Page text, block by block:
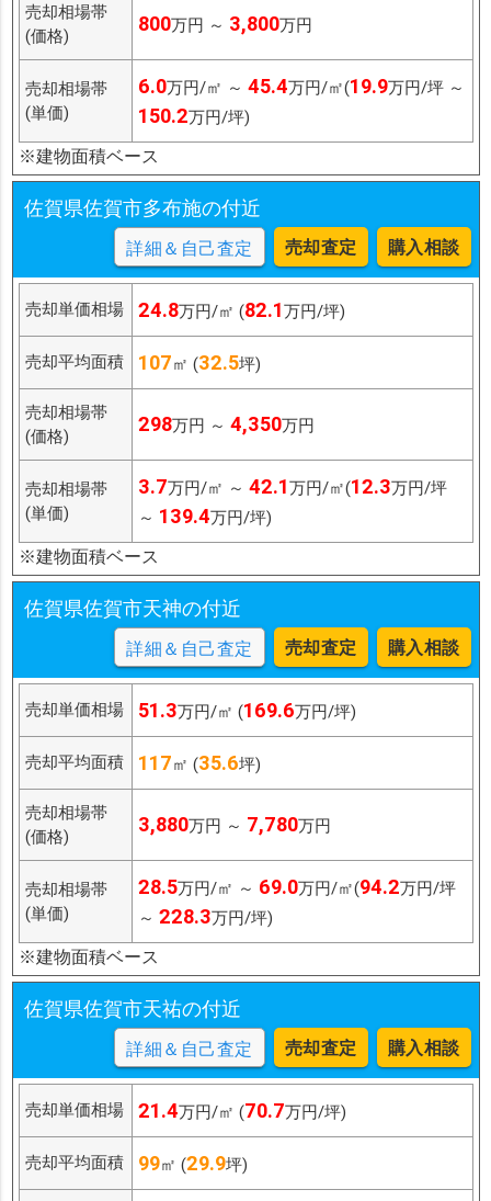
売却相場帯
(価格)
800万円 ～ 3,800万円
売却相場帯
(単価)
6.0万円/㎡ ～ 45.4万円/㎡(19.9万円/坪 ～
150.2万円/坪)
※建物面積ベース
佐賀県佐賀市多布施の付近
詳細＆自己査定 売却査定 購入相談
売却単価相場 24.8万円/㎡ (82.1万円/坪)
売却平均面積 107㎡ (32.5坪)
売却相場帯
(価格)
298万円 ～ 4,350万円
売却相場帯
(単価)
3.7万円/㎡ ～ 42.1万円/㎡(12.3万円/坪
～ 139.4万円/坪)
※建物面積ベース
佐賀県佐賀市天神の付近
詳細＆自己査定 売却査定 購入相談
売却単価相場 51.3万円/㎡ (169.6万円/坪)
売却平均面積 117㎡ (35.6坪)
売却相場帯
(価格)
3,880万円 ～ 7,780万円
売却相場帯
(単価)
28.5万円/㎡ ～ 69.0万円/㎡(94.2万円/坪
～ 228.3万円/坪)
※建物面積ベース
佐賀県佐賀市天祐の付近
詳細＆自己査定 売却査定 購入相談
売却単価相場 21.4万円/㎡ (70.7万円/坪)
売却平均面積 99㎡ (29.9坪)